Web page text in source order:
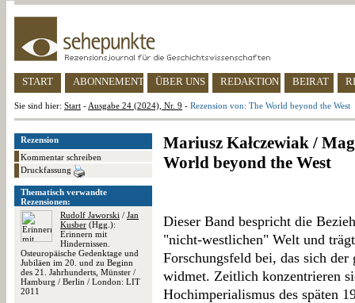
START ABONNEMENT ÜBER UNS REDAKTION BEIRAT
Sie sind hier: Start - Ausgabe 24 (2024), Nr. 9 - Rezension von: The World beyond the West
Rezension
Kommentar schreiben
Druckfassung
Thematisch verwandte
Rezensionen:
Rudolf Jaworski / Jan
Kusber (Hgg.):
Erinnern mit
Hindernissen.
Osteuropäische Gedenktage und
Jubiläen im 20. und zu Beginn
des 21. Jahrhunderts, Münster /
Hamburg / Berlin / London: LIT
2011
Mariusz Kałczewiak /
World beyond the West
Dieser Band bespricht die
"nicht-westlichen" Welt und
Forschungsfeld bei, das sich
widmet. Zeitlich konzentrieren
Hochimperialismus des späten